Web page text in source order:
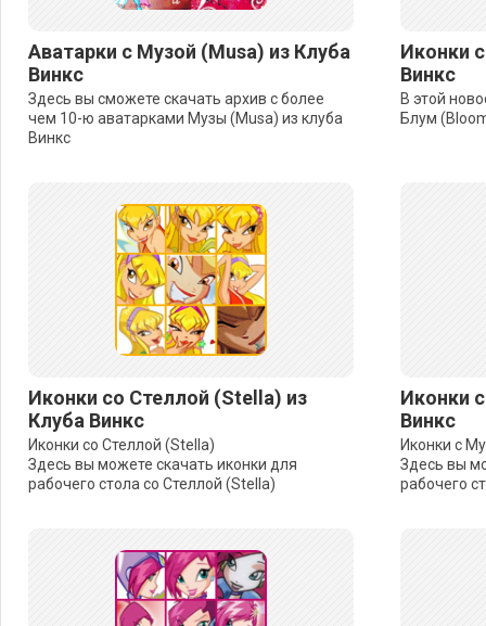
Аватарки с Музой (Musa) из Клуба
Винкс
Здесь вы сможете скачать архив с более
чем 10-ю аватарками Музы (Musa) из клуба
Винкс
Иконки
Винкс
В этой
Блум
Иконки со Стеллой (Stella) из
Клуба Винкс
Иконки со Стеллой (Stella)
Здесь вы можете скачать иконки для
рабочего стола со Стеллой (Stella)
Иконки
Винкс
Иконки с
Здесь вы
рабочего